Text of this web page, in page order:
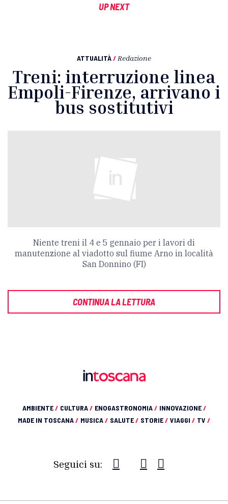
UP NEXT
ATTUALITÀ/ Redazione
Treni: interruzione linea
Empoli-Firenze, arrivano i
bus sostitutivi
Niente treni il 4 e 5 gennaio per i lavori di
manutenzione al viadotto sul fiume Arno in località
San Donnino (FI)
CONTINUA LA LETTURA
AMBIENTE/ CULTURA/ ENOGASTRONOMIA/ INNOVAZIONE/
MADE IN TOSCANA/ MUSICA/ SALUTE/ STORIE/ VIAGGI / TV /
Seguici su: